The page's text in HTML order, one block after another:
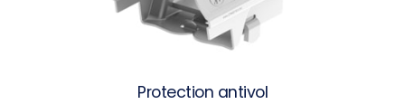
Protection antivol